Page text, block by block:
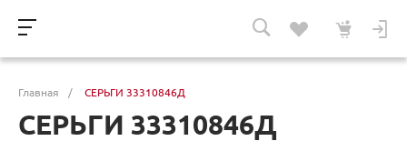
Главная / СЕРЬГИ 33310846Д
СЕРЬГИ 33310846Д